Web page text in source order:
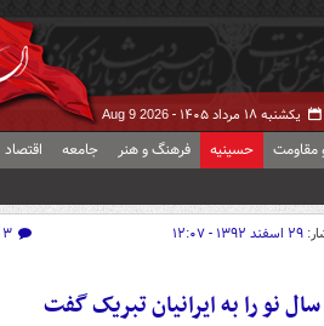
یکشنبه ۱۸ مرداد ۱۴۰۵ - Aug 9 2026
مقاومت حسینیه فرهنگ و هنر جامعه اقتصاد
۲۹ اسفند ۱۳۹۲ - ۱۲:۰۷ ۳ نظر
نو را به ایرانیان تبریک گفت